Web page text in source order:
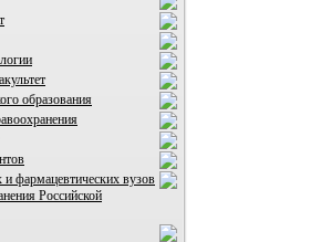
образования
и фармацевтических вузов
Российской